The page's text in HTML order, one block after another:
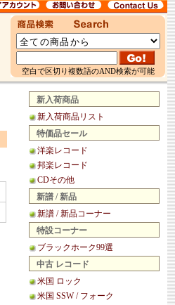
空白で区切り複数語のAND検索が可能
新入荷商品
新入荷商品リスト
特価品セール
洋楽レコード
邦楽レコード
CDその他
新譜 / 新品
新譜 / 新品コーナー
特設コーナー
ブラックホーク99選
中古 レコード
米国 ロック
米国 SSW / フォーク